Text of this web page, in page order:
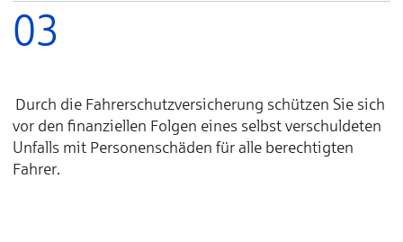
03
Durch die Fahrer­schutz­ver­sicher­ung schützen Sie sich
vor den finan­ziellen Fol­gen eines selbst verschul­deten
Unfalls mit Per­sonen­schäden für alle be­recht­igten
Fahr­er.